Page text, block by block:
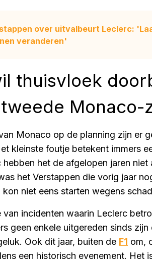
over uitvalbeurt Leclerc:
veranderen'
thuisvloek
Monaco-
Monaco op de planning zijn er
kleinste foutje betekent immers
hebben het de afgelopen jaren
het Verstappen die vorig jaar
niet eens starten wegens
van incidenten waarin Leclerc
geen enkele uitgereden sinds
Ook dit jaar, buiten de F1 om,
een historisch evenement.